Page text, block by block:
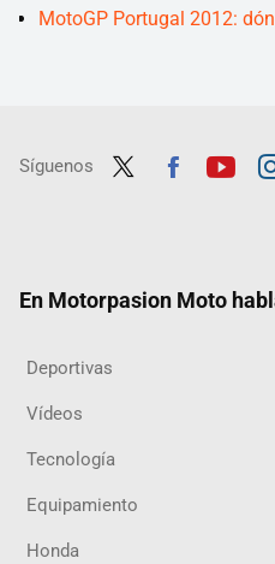
MotoGP Portugal 2012:
Síguenos
En Motorpasion Moto
Deportivas
Vídeos
Tecnología
Equipamiento
Honda